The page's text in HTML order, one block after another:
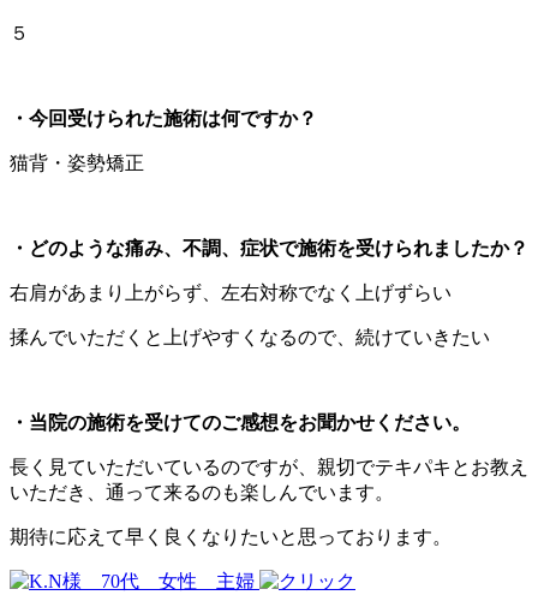
５
・今回受けられた施術は何ですか？
猫背・姿勢矯正
・どのような痛み、不調、症状で施術を受けられましたか？
右肩があまり上がらず、左右対称でなく上げずらい
揉んでいただくと上げやすくなるので、続けていきたい
・当院の施術を受けてのご感想をお聞かせください。
長く見ていただいているのですが、親切でテキパキとお教え
いただき、通って来るのも楽しんでいます。
期待に応えて早く良くなりたいと思っております。